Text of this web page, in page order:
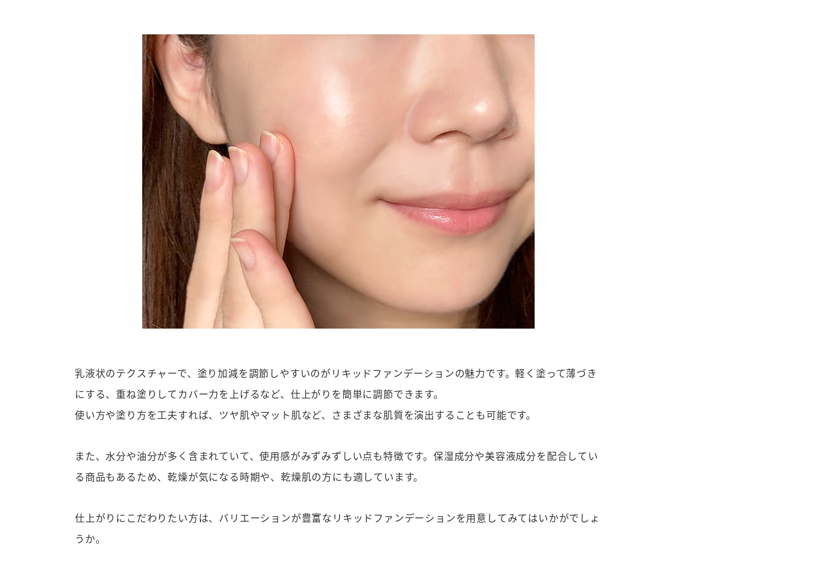
乳液状のテクスチャーで、塗り加減を調節しやすいのがリキッドファンデーションの魅力です。軽く塗って薄づき
にする、重ね塗りしてカバー力を上げるなど、仕上がりを簡単に調節できます。
使い方や塗り方を工夫すれば、ツヤ肌やマット肌など、さまざまな肌質を演出することも可能です。
また、水分や油分が多く含まれていて、使用感がみずみずしい点も特徴です。保湿成分や美容液成分を配合してい
る商品もあるため、乾燥が気になる時期や、乾燥肌の方にも適しています。
仕上がりにこだわりたい方は、バリエーションが豊富なリキッドファンデーションを用意してみてはいかがでしょ
うか。